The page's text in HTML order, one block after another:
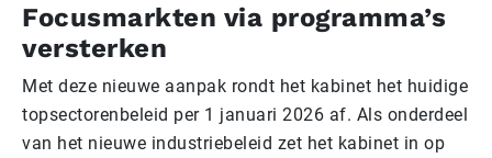
Focusmarkten via programma’s
versterken
Met deze nieuwe aanpak rondt het kabinet het huidige
topsectorenbeleid per 1 januari 2026 af. Als onderdeel
van het nieuwe industriebeleid zet het kabinet in op